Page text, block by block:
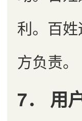
利。百
方负责。
7． 用